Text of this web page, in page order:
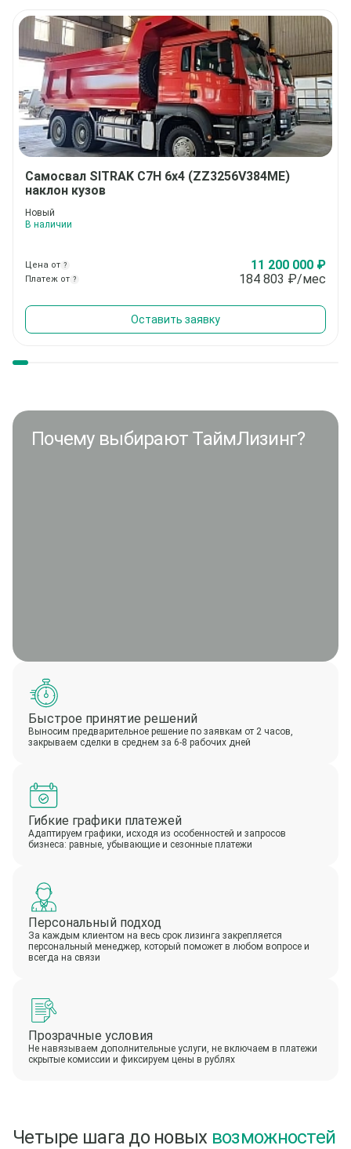
Самосвал SITRAK C7H 6x4 (ZZ3256V384ME)
наклон кузов
Новый
В наличии
Цена от ? 11 200 000 ₽
Платеж от ? 184 803 ₽/мес
Оставить заявку
Почему выбирают ТаймЛизинг?
Быстрое принятие решений
Выносим предварительное решение по заявкам от 2 часов,
закрываем сделки в среднем за 6-8 рабочих дней
Гибкие графики платежей
Адаптируем графики, исходя из особенностей и запросов
бизнеса: равные, убывающие и сезонные платежи
Персональный подход
За каждым клиентом на весь срок лизинга закрепляется
персональный менеджер, который поможет в любом вопросе и
всегда на связи
Прозрачные условия
Не навязываем дополнительные услуги, не включаем в платежи
скрытые комиссии и фиксируем цены в рублях
Четыре шага до новых возможностей